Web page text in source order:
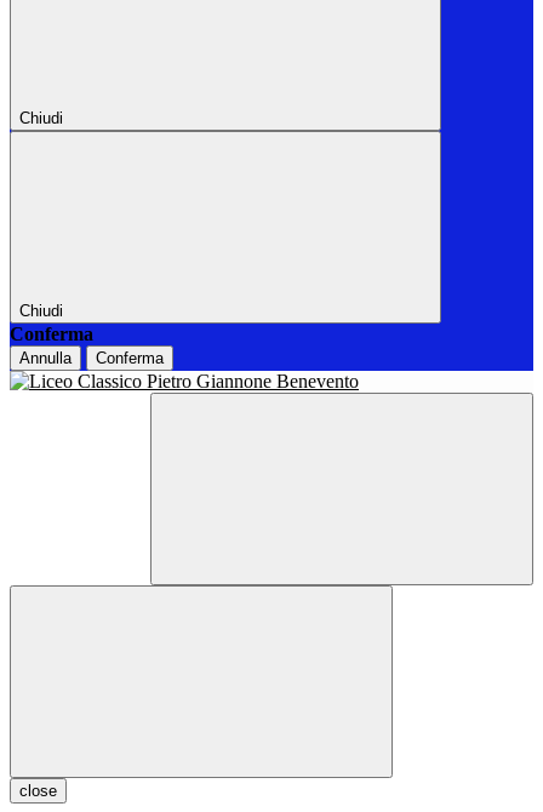
Chiudi
Chiudi
Conferma
Annulla Conferma
close